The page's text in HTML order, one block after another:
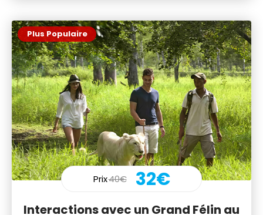
Plus Populaire
Prix40€ 32€
Interactions avec un Grand Félin au